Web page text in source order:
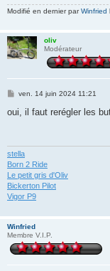
Modifié en dernier parWinfried
oliv
Modérateur
M
s
ven. 14 juin 2024 11:21
oui, il faut rerégler les
stella
Born 2 Ride
Le petit gris d'Oliv
Bickerton Pilot
Vigor P9
Winfried
Membre V.I.P.